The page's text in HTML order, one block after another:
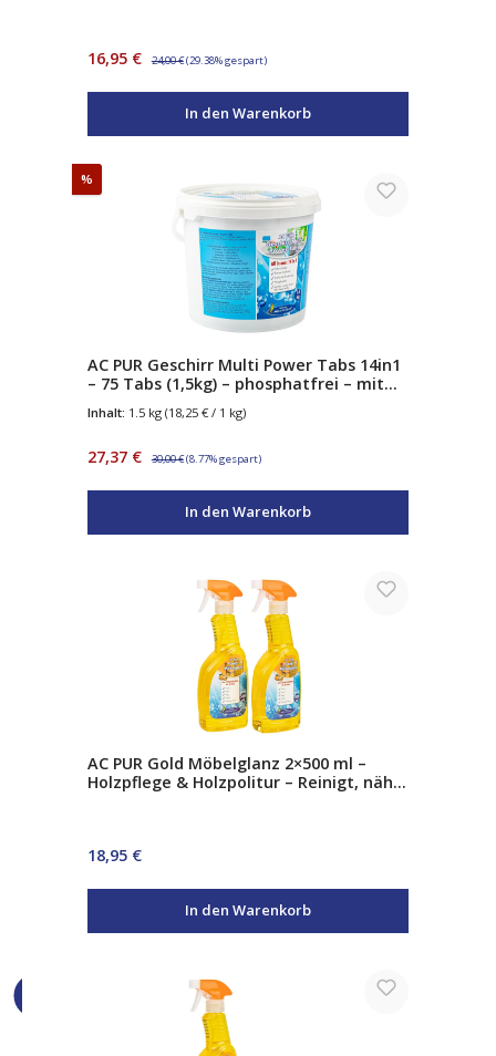
Verkaufspreis:
16,95 € Regulärer Preis:
24,00 €(29.38% gespart)
In den Warenkorb
%
AC PUR Geschirr Multi Power Tabs 14in1
– 75 Tabs (1,5kg) – phosphatfrei – mit
Salzfunktion – für alle Geschirrspüler
Inhalt: 1.5 kg (18,25 € / 1 kg)
Verkaufspreis:
27,37 € Regulärer Preis:
30,00 €(8.77% gespart)
In den Warenkorb
AC PUR Gold Möbelglanz 2×500 ml –
Holzpflege & Holzpolitur – Reinigt, nährt
Regulärer Preis:
18,95 €
In den Warenkorb